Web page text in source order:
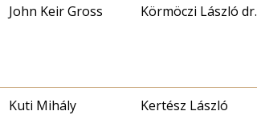
John Keir Gross Körmöczi László dr.
Kuti Mihály Kertész László